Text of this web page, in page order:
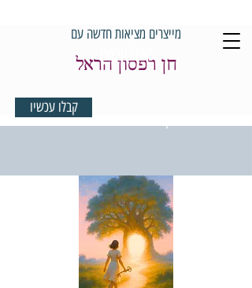
מייצרים מציאות חדשה עם
חן רפסון הראל
קבלו עכשיו